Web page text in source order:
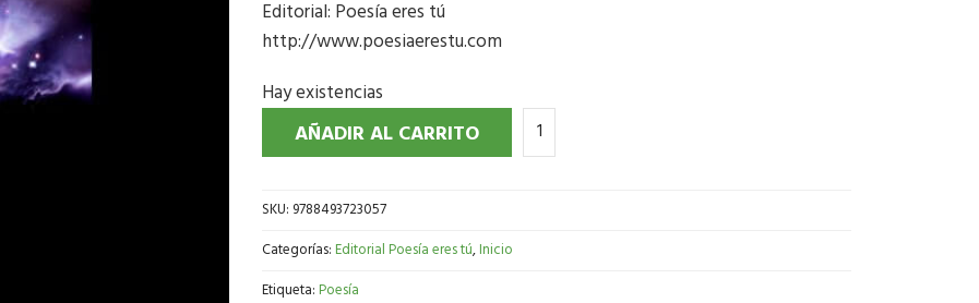
Editorial: Poesía eres tú
http://www.poesiaerestu.com
Hay existencias
AÑADIR AL CARRITO
SKU: 9788493723057
Categorías:Editorial Poesía eres tú,Inicio
Etiqueta:Poesía